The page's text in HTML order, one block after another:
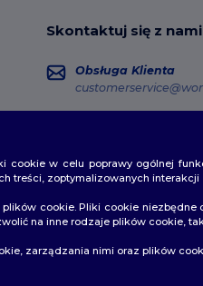
Skontaktuj się z nami
Obsługa Klienta
Śledzenie przesyłki
cookie w celu poprawy ogólnej
treści, zoptymalizowanych interakcji
cookie. Pliki cookie
na inne rodzaje plików cookie,
zarządzania nimi oraz plików